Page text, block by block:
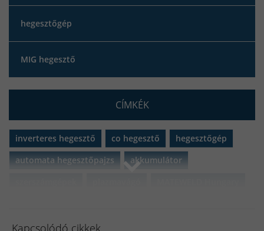
hegesztőgép
MIG hegesztő
CÍMKÉK
inverteres hegesztő co hegesztő
hegesztőgép
automata hegesztőpajzs
akkumulátor
Black Friday 2021